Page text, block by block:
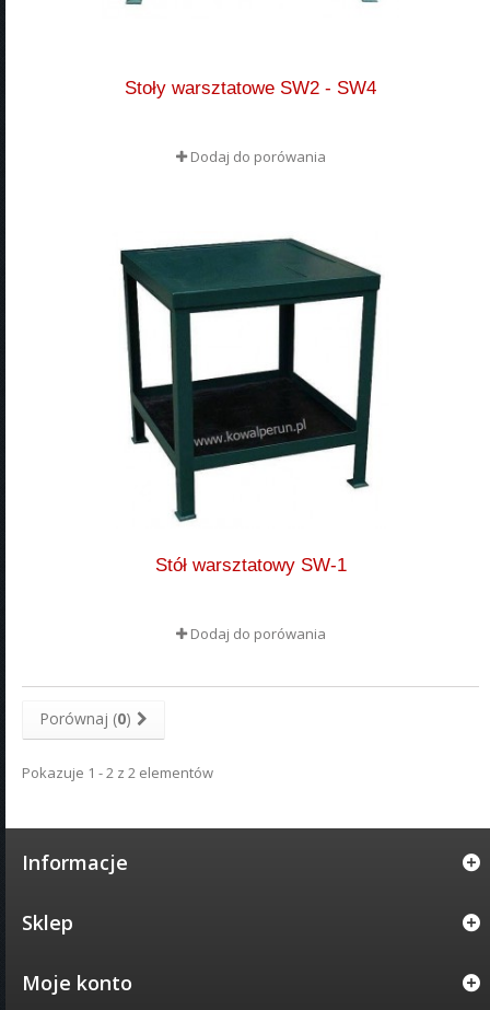
Stoły warsztatowe SW2 - SW4
Dodaj do porówania
Stół warsztatowy SW-1
Dodaj do porówania
Porównaj (0)
Pokazuje 1 - 2 z 2 elementów
Informacje
Sklep
Moje konto